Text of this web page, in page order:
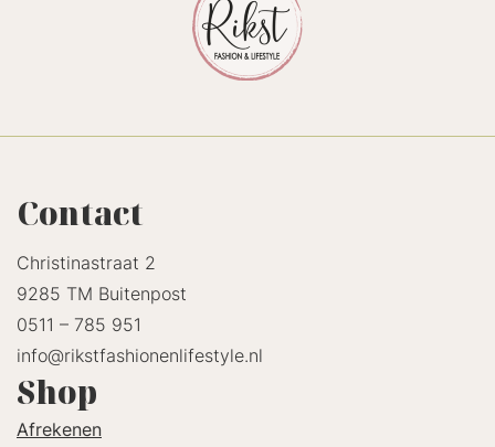
Contact
Christinastraat 2
9285 TM Buitenpost
0511 – 785 951
info@rikstfashionenlifestyle.nl
Shop
Afrekenen